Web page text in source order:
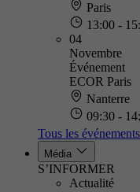
Paris
13:00 -
04
Novembre
Événement
ECOR Paris
Nanterre
09:30 -
Tous les événements
Média
S’INFORMER
Actualité